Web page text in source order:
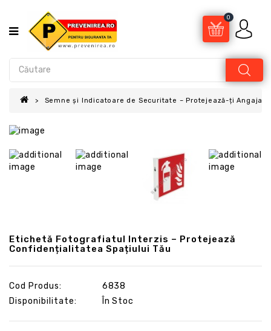
0
Semne și Indicatoare de Securitate – Protejează-ți
Etichetă Fotografiatul Interzis – Protejează
Confidențialitatea Spațiului Tău
Cod Produs:
6838
Disponibilitate:
În Stoc